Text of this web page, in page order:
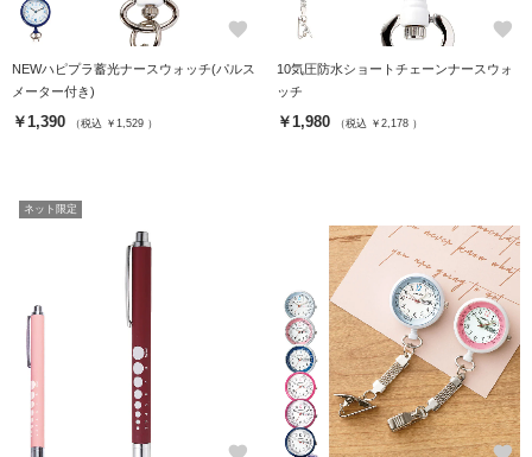
favorite
NEWハピプラ蓄光ナースウォッチ(パルス
メーター付き)
￥1,390 （税込 ￥1,529 ）
favorite
10気圧防水ショートチェーンナースウォ
ッチ
￥1,980 （税込 ￥2,178 ）
ネット限定
favorite favorite